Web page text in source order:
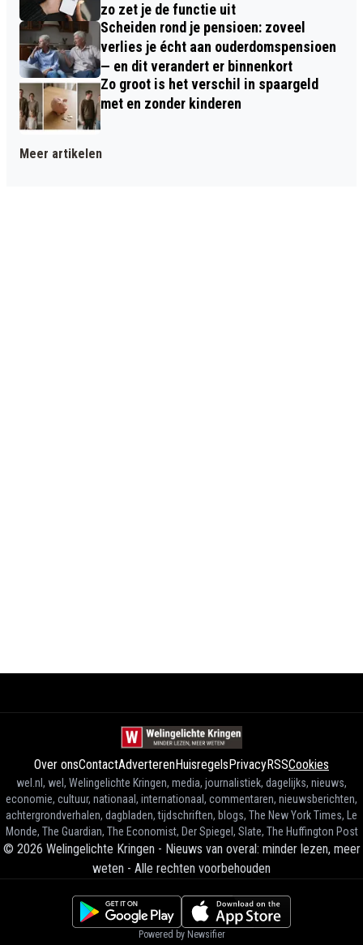
zo zet je de functie uit
Scheiden rond je pensioen: zoveel
verlies je écht aan ouderdomspensioen
— en dit verandert er binnenkort
Zo groot is het verschil in spaargeld
met en zonder kinderen
Meer artikelen
Over onsContactAdverterenHuisregels PrivacyRSSCookies
wel.nl, wel, Welingelichte Kringen, media, journalistiek, dagelijks, nieuws,
economie, cultuur, nationaal, internationaal, commentaren, nieuwsberichten,
achtergrondverhalen, dagbladen, tijdschriften, blogs, The New York Times, Le
Monde, The Guardian, The Economist, Der Spiegel, Slate, The Huffington Post
© 2026 Welingelichte Kringen - Nieuws van overal: minder lezen, meer
weten - Alle rechten voorbehouden
Powered by Newsifier